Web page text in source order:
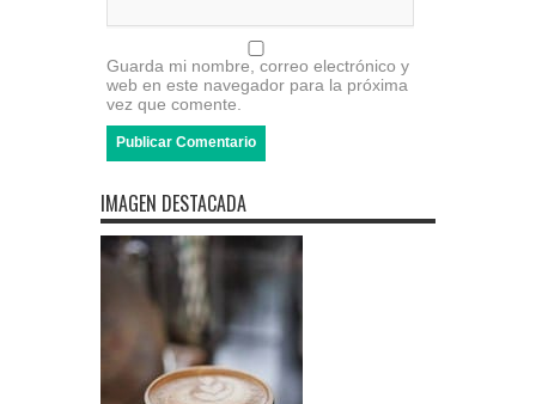
Guarda mi nombre, correo electrónico y
web en este navegador para la próxima
vez que comente.
IMAGEN DESTACADA